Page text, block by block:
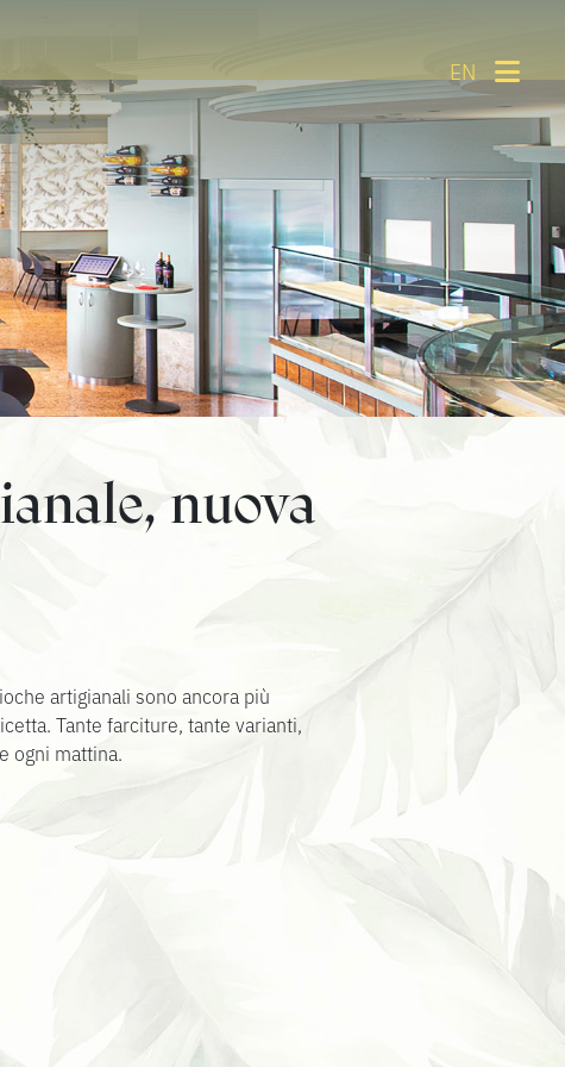
EN
nuova
artigianali sono ancora più
Tante farciture, tante varianti,
ogni mattina.